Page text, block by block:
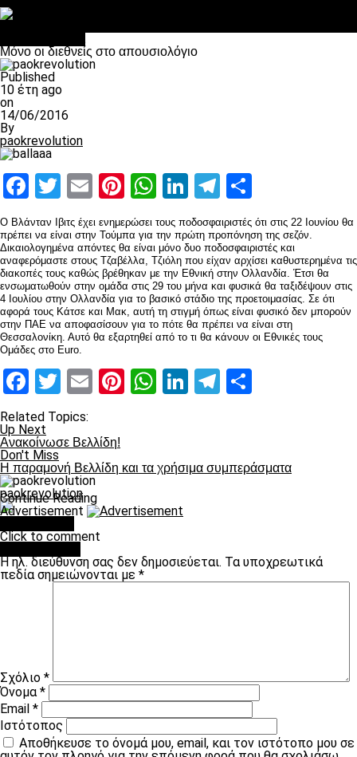
Μόνο οι διεθνείς στο απουσιολόγιο
Published
10 έτη ago
on
14/06/2016
By
paokrevolution
Facebook
Twitter
EmailPinterest
WhatsApp
LinkedIn
Telegram
Ο Βλάνταν Ιβιτς έχει ενημερώσει τους ποδοσφαιριστές ότι στις 22 Ιουνίου θα
πρέπει να είναι στην Τούμπα για την πρώτη προπόνηση της σεζόν.
Δικαιολογημένα απόντες θα είναι μόνο δυο ποδοσφαιριστές και
αναφερόμαστε στους Τζαβέλλα, Τζιόλη που είχαν αρχίσει καθυστερημένα τις
διακοπές τους καθώς βρέθηκαν με την Εθνική στην Ολλανδία. Έτσι θα
ενσωματωθούν στην ομάδα στις 29 του μήνα και φυσικά θα ταξιδέψουν στις
4 Ιουλίου στην Ολλανδία για το βασικό στάδιο της προετοιμασίας. Σε ότι
αφορά τους Κάτσε και Μακ, αυτή τη στιγμή όπως είναι φυσικό δεν μπορούν
στην ΠΑΕ να αποφασίσουν για το πότε θα πρέπει να είναι στη
Θεσσαλονίκη. Αυτό θα εξαρτηθεί από το τι θα κάνουν οι Εθνικές τους
Ομάδες στο Euro.
Facebook
Twitter
EmailPinterest
WhatsApp
LinkedIn
Telegram
Related Topics:
Up Next
Ανακοίνωσε Βελλίδη!
Don't Miss
Η παραμονή Βελλίδη και τα χρήσιμα συμπεράσματα
paokrevolution
Continue Reading
Advertisement
Click to comment
Η ηλ. διεύθυνση σας δεν δημοσιεύεται. Τα υποχρεωτικά
πεδία σημειώνονται με *
Σχόλιο *
Όνομα*
Email *
Ιστότοπος
Αποθήκευσε το όνομά μου, email, και τον ιστότοπο μου σε